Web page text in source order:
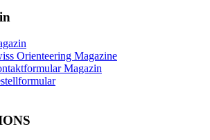
Orienteering Magazine
Magazin